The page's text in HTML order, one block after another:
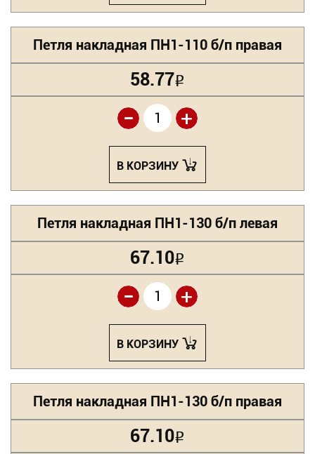
Петля накладная ПН1-110 б/п правая
58.77Р
+
-
В КОРЗИНУ
Петля накладная ПН1-130 б/п левая
67.10Р
+
-
В КОРЗИНУ
Петля накладная ПН1-130 б/п правая
67.10Р